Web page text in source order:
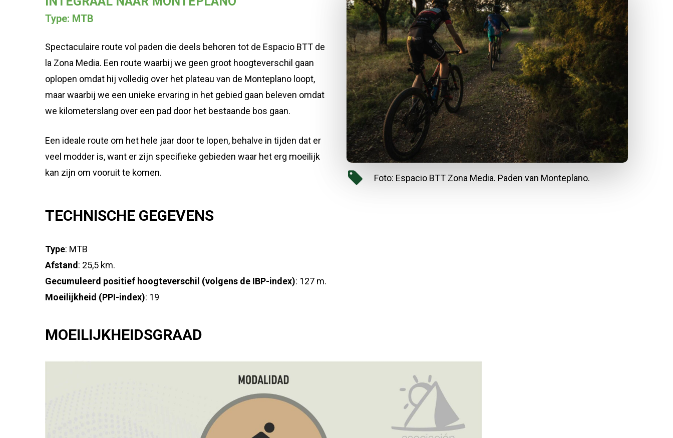
Type: MTB
Spectaculaire route vol paden die deels behoren tot de Espacio BTT de
la Zona Media. Een route waarbij we geen groot hoogteverschil gaan
oplopen omdat hij volledig over het plateau van de Monteplano loopt,
maar waarbij we een unieke ervaring in het gebied gaan beleven omdat
we kilometerslang over een pad door het bestaande bos gaan.
Een ideale route om het hele jaar door te lopen, behalve in tijden dat er
veel modder is, want er zijn specifieke gebieden waar het erg moeilijk
kan zijn om vooruit te komen.
Foto: Espacio BTT Zona Media. Paden van Monteplano.
TECHNISCHE GEGEVENS
Type: MTB
Afstand : 25,5 km.
Gecumuleerd positief hoogteverschil (volgens de IBP-index): 127 m.
Moeilijkheid (PPI-index): 19
MOEILIJKHEIDSGRAAD